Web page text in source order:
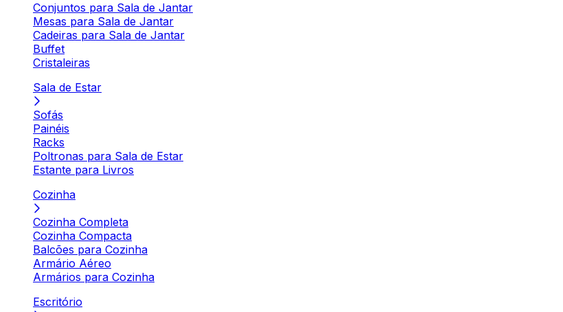
Conjuntos para Sala de Jantar
Mesas para Sala de Jantar
Cadeiras para Sala de Jantar
Buffet
Cristaleiras
Sala de Estar
Sofás
Painéis
Racks
Poltronas para Sala de Estar
Estante para Livros
Cozinha
Cozinha Completa
Cozinha Compacta
Balcões para Cozinha
Armário Aéreo
Armários para Cozinha
Escritório